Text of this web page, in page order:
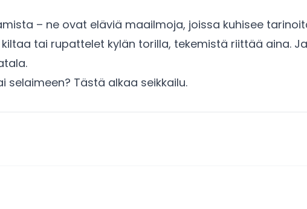
– ne ovat eläviä maailmoja, joissa kuhisee
tai rupattelet kylän torilla, tekemistä riittää aina.
selaimeen? Tästä alkaa seikkailu.